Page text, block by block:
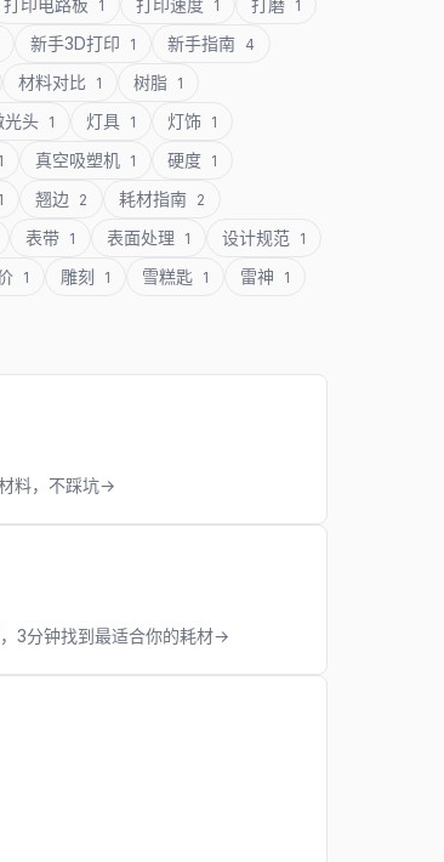
打印电路板 1 打印速度 1 打磨 1
新手3D打印 1 新手指南 4
材料对比 1 树脂 1
光头 1 灯具 1 灯饰 1
1 真空吸塑机 1 硬度 1
1 翘边 2 耗材指南 2
表带 1 表面处理 1 设计规范 1
1 雕刻 1 雪糕匙 1 雷神 1
料，不踩坑→
3分钟找到最适合你的耗材→